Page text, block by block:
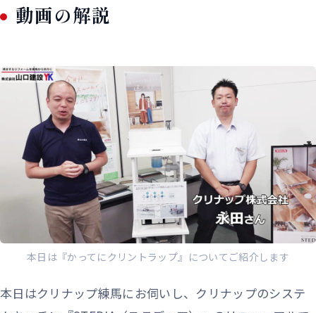
動画の解説
本日は『かってにクリントラップ』についてご紹介します
本日はクリナップ練馬にお伺いし、クリナップのシステ